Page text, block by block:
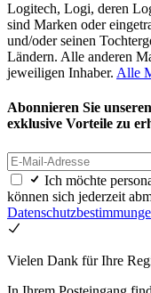
Logitech, Logi, deren
sind Marken oder
und/oder seinen
Ländern. Alle anderen
jeweiligen Inhaber. Alle
Abonnieren Sie
exklusive Vorteile zu
Ich möchte
können sich jederzeit
Vielen Dank für Ihre